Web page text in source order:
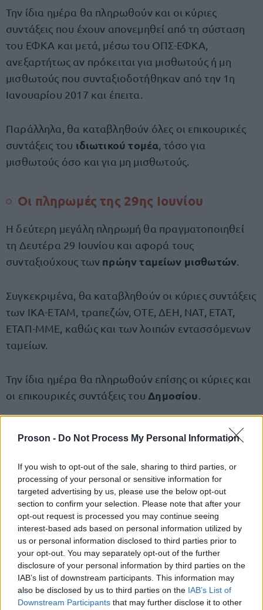
Proson - Do Not Process My Personal Information
If you wish to opt-out of the sale, sharing to third parties, or
processing of your personal or sensitive information for
targeted advertising by us, please use the below opt-out
section to confirm your selection. Please note that after your
opt-out request is processed you may continue seeing
interest-based ads based on personal information utilized by
us or personal information disclosed to third parties prior to
your opt-out. You may separately opt-out of the further
disclosure of your personal information by third parties on the
IAB’s list of downstream participants. This information may
also be disclosed by us to third parties on the IAB’s List of
Downstream Participants that may further disclose it to other
Την ίδια ημέρα θα πληρωθούν και οι κύριες
συντάξεις που έχουν απονεμηθεί από τη σύσταση
του ΕΦΚΑ και μετά, μέσω του ΟΠΣ-ΕΦΚΑ,
ανεξαρτήτως αν πρόκειται για μισθωτούς ή μη
μισθωτούς που συνταξιοδοτήθηκαν από την 1η
Ιανουαρίου 2017 και έπειτα.
Παράλληλα, θα καταβληθούν όλες οι επικουρικές
συντάξεις του ιδιωτικού τομέα , τόσο για
μισθωτούς όσο και για μη μισθωτούς.
Οι πληρωμές της 29ης Ιουνίου
Η δεύτερη μεγάλη πληρωμή θα πραγματοποιηθεί
τη Δευτέρα 29 Ιουνίου και αφορά τους
συνταξιούχους των πρώην ταμείων μισθωτών
Συγκεκριμένα, θα καταβληθούν οι κύριες συντάξεις
των ΙΚΑ-ΕΤΑΜ, τραπεζών, ΟΤΕ, ΔΕΗ, ΝΑΤ, ΕΤΑΤ,
ΕΤΑΠ-ΜΜΕ, καθώς και των λοιπών εντασσόμενων
ταμείων.
Την ίδια ημέρα θα πληρωθούν επίσης οι κύριες και
οι επικουρικές συντάξεις του Δημοσίου
Η διαδικασία ολοκληρώνεται την Τρίτη 30 Ιουνίου
ΟΠΕΚΑ θα προχωρήσει στην
καταβολή των συντάξεων Ανασφάλιστων
Υπερηλίκων.
ΑΣΕΠ: Πιστοποίηση Αγγλικών σε
μόνο 2 ημέρες στα χέρια σας